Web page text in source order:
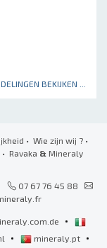
BEKIJKEN ...
• Wie zijn wij ? •
• Ravaka & Mineraly
07 67 76 45 88
•
• mineraly.pt •